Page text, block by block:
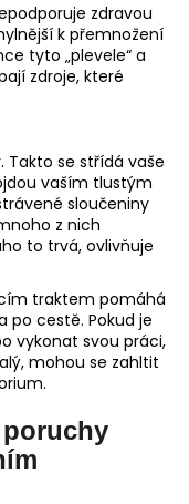
zdravou
k přemnožení
tyto „plevele“ a
zdroje, které
Takto se střídá vaše
vaším tlustým
sloučeniny
z nich
to trvá, ovlivňuje
traktem pomáhá
po cestě. Pokud je
vykonat svou práci,
mohou se zahltit